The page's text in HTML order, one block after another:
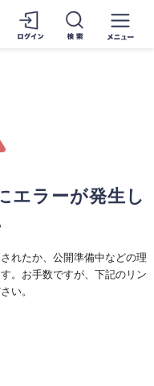
エラーが発生し
れたか、公開準備中などの理
。お手数ですが、下記のリン
い。